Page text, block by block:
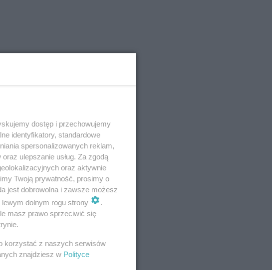
dostęp i przechowujemy
identyfikatory, standardowe
spersonalizowanych reklam,
ulepszanie usług. Za zgodą
oraz aktywnie
Twoją prywatność, prosimy o
jest dobrowolna i zawsze możesz
dolnym rogu strony
.
masz prawo sprzeciwić się
korzystać z naszych serwisów
znajdziesz w Polityce